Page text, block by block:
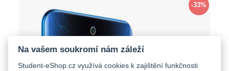
-33%
Na vašem soukromí nám záleží
Student-eShop.cz využívá cookies k zajištění funkčnosti